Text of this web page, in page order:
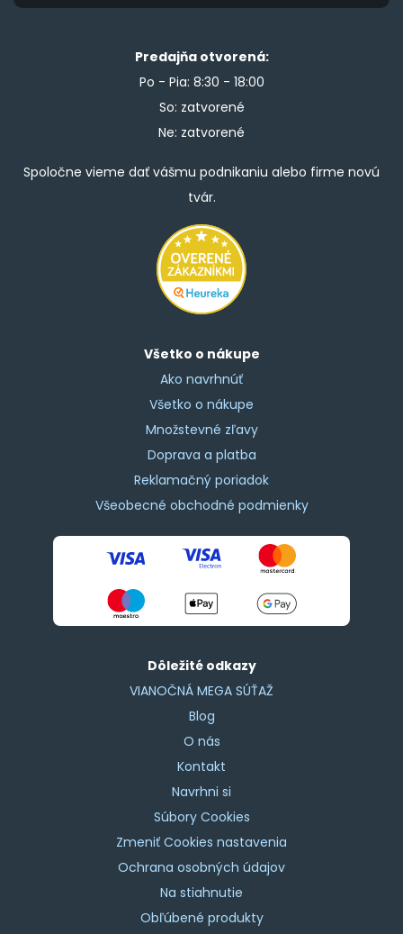
Predajňa otvorená:
Po - Pia: 8:30 - 18:00
So: zatvorené
Ne: zatvorené
Spoločne vieme dať vášmu podnikaniu alebo firme novú
tvár.
Všetko o nákupe
Ako navrhnúť
Všetko o nákupe
Množstevné zľavy
Doprava a platba
Reklamačný poriadok
Všeobecné obchodné podmienky
Dôležité odkazy
VIANOČNÁ MEGA SÚŤAŽ
Blog
O nás
Kontakt
Navrhni si
Súbory Cookies
Zmeniť Cookies nastavenia
Ochrana osobných údajov
Na stiahnutie
Obľúbené produkty